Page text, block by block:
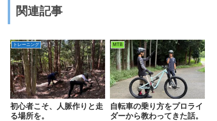
関連記事
トレーニング
初心者こそ、人脈作りと走
る場所を。
MTB
自転車の乗り方をプロライ
ダーから教わってきた話。